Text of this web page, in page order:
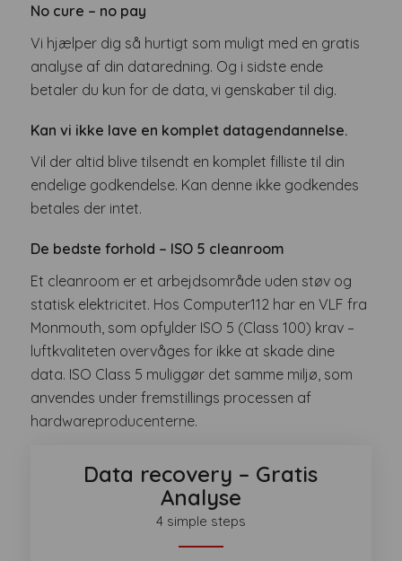
No cure – no pay
Vi hjælper dig så hurtigt som muligt med en gratis
analyse af din dataredning. Og i sidste ende
betaler du kun for de data, vi genskaber til dig.
Kan vi ikke lave en komplet datagendannelse.
Vil der altid blive tilsendt en komplet filliste til din
endelige godkendelse. Kan denne ikke godkendes
betales der intet.
De bedste forhold – ISO 5 cleanroom
Et cleanroom er et arbejdsområde uden støv og
statisk elektricitet. Hos Computer112 har en VLF fra
Monmouth, som opfylder ISO 5 (Class 100) krav –
luftkvaliteten overvåges for ikke at skade dine
data. ISO Class 5 muliggør det samme miljø, som
anvendes under fremstillings processen af
hardwareproducenterne.
Data recovery – Gratis
Analyse
4 simple steps